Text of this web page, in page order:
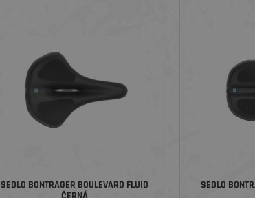
SEDLO BONTRAGER BOULEVARD FLUID
SEDLO